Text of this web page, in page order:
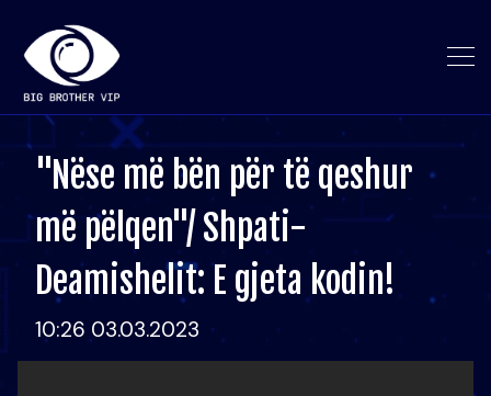
"Nëse më bën për të qeshur
më pëlqen"/ Shpati-
Deamishelit: E gjeta kodin!
10:26 03.03.2023